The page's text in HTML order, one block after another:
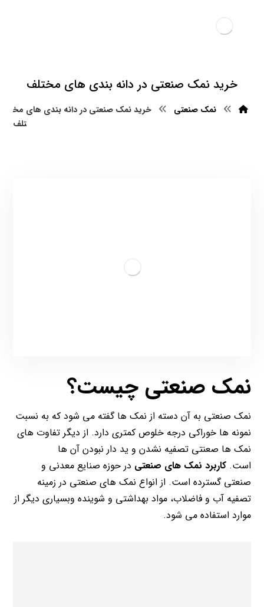
خرید نمک صنعتی در دانه بندی های مختلف
نمک صنعتی
خرید نمک صنعتی در دانه بندی های مخ
تلف
نمک صنعتی چیست؟
نمک صنعتی به آن دسته از نمک ها گفته می شود که به نسبت
نمونه ها خوراکی درجه خلوص کمتری دارد. از دیگر تفاوت های
نمک ها صعنتی تصفیه نشدن و ید دار نبودن آن ها
است.کاربرد نمک های صنعتی در حوزه صنایع معدنی و
صنعتی گسترده است. از انواع نمک های صنعتی در زمینه
تصفیه آب و فاضلاب، مواد بهداشتی و شوینده وبسیاری دیگر از
موارد استفاده می شود.